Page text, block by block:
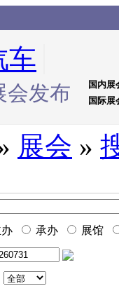
车
会发布
国内展
国际展
展会 »
承办
展馆